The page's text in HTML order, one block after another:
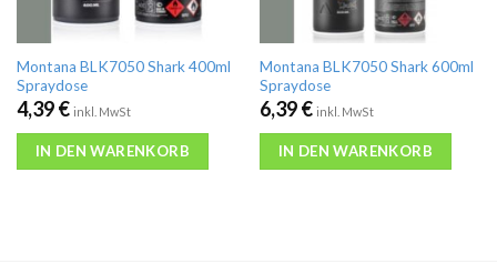
Montana BLK7050 Shark 400ml
Spraydose
4,39€ inkl. MwSt
IN DEN WARENKORB
Montana BLK7050 Shark 600ml
Spraydose
6,39€ inkl. MwSt
IN DEN WARENKORB